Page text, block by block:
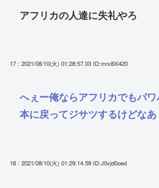
アフリカの人達に失礼やろ
17 : 2021/08/10(火) 01:28:57.03 ID:mrx8Xi420
へぇー俺ならアフリカでもパ
本に戻ってジサツするけどなあ
18 : 2021/08/10(火) 01:29:14.59 ID:J0vjd0oed